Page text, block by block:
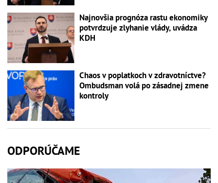
Najnovšia prognóza rastu ekonomiky
potvrdzuje zlyhanie vlády, uvádza
KDH
Chaos v poplatkoch v zdravotníctve?
Ombudsman volá po zásadnej zmene
kontroly
ODPORÚČAME